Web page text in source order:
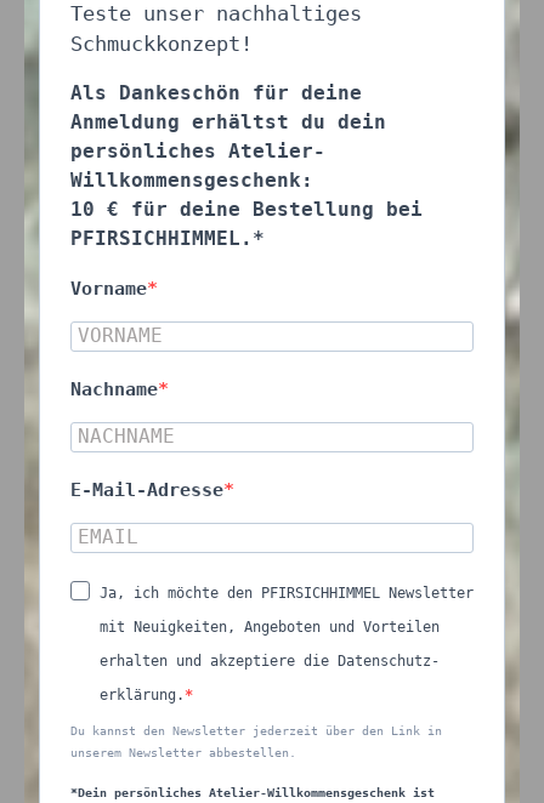
Teste unser nachhaltiges
Schmuckkonzept!
Als Dankeschön für deine
Anmeldung erhältst du dein
persönliches Atelier-
Willkommensgeschenk:
10 € für deine Bestellung bei
PFIRSICHHIMMEL.*
Vorname
Nachname
E-Mail-Adresse
Ja, ich möchte den PFIRSICHHIMMEL Newsletter
mit Neuigkeiten, Angeboten und Vorteilen
erhalten und akzeptiere die Datenschutz-
erklärung.
Du kannst den Newsletter jederzeit über den Link in
unserem Newsletter abbestellen.
*Dein persönliches Atelier-Willkommensgeschenk ist